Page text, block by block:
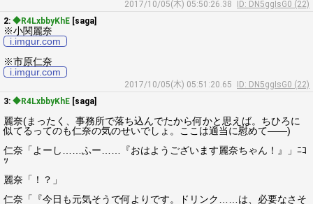
2017/10/05(木) 05:50:26.38
ID: DN5ggIsG0 (22)
2: ◆R4LxbbyKhE [saga]
※小関麗奈
i.imgur.com
※市原仁奈
i.imgur.com
2017/10/05(木) 05:51:20.65
ID: DN5ggIsG0 (22)
3: ◆R4LxbbyKhE [saga]
麗奈(まったく、事務所で落ち込んでたから何かと思えば。ちひろに
似てるってのも仁奈の気のせいでしょ。ここは適当に慰めて――)
仁奈「よーし……ふー……『おはようございます麗奈ちゃん！』」ﾆｺ
ｯ
麗奈「！？」
仁奈「『今日も元気そうで何よりです。ドリンク……は、必要なさそ